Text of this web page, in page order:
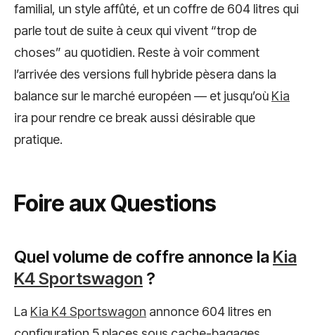
familial, un style affûté, et un coffre de 604 litres qui
parle tout de suite à ceux qui vivent “trop de
choses” au quotidien. Reste à voir comment
l’arrivée des versions full hybride pèsera dans la
balance sur le marché européen — et jusqu’où Kia
ira pour rendre ce break aussi désirable que
pratique.
Foire aux Questions
Quel volume de coffre annonce la Kia
K4 Sportswagon ?
La Kia K4 Sportswagon annonce 604 litres en